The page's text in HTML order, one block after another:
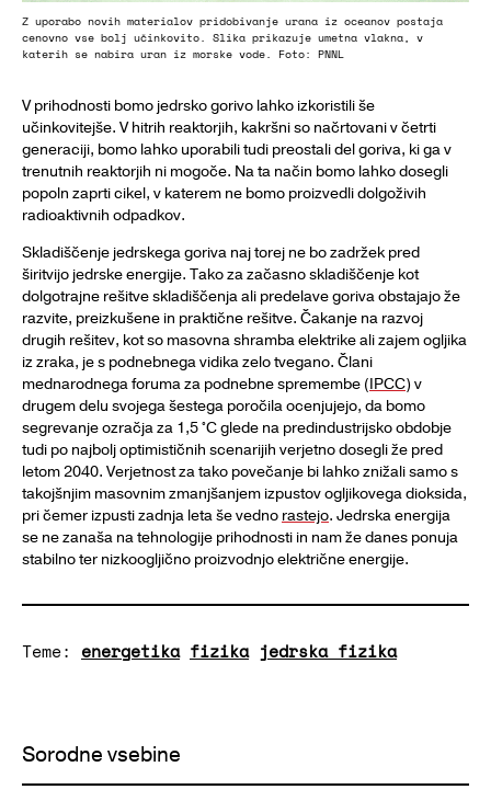
Z uporabo novih materialov pridobivanje urana iz oceanov postaja
cenovno vse bolj učinkovito. Slika prikazuje umetna vlakna, v
katerih se nabira uran iz morske vode. Foto: PNNL
V prihodnosti bomo jedrsko gorivo lahko izkoristili še
učinkovitejše. V hitrih reaktorjih, kakršni so načrtovani v četrti
generaciji, bomo lahko uporabili tudi preostali del goriva, ki ga v
trenutnih reaktorjih ni mogoče. Na ta način bomo lahko dosegli
popoln zaprti cikel, v katerem ne bomo proizvedli dolgoživih
radioaktivnih odpadkov.
Skladiščenje jedrskega goriva naj torej ne bo zadržek pred
širitvijo jedrske energije. Tako za začasno skladiščenje kot
dolgotrajne rešitve skladiščenja ali predelave goriva obstajajo že
razvite, preizkušene in praktične rešitve. Čakanje na razvoj
drugih rešitev, kot so masovna shramba elektrike ali zajem ogljika
iz zraka, je s podnebnega vidika zelo tvegano. Člani
mednarodnega foruma za podnebne spremembe (IPCC) v
drugem delu svojega šestega poročila ocenjujejo, da bomo
segrevanje ozračja za 1,5 °C glede na predindustrijsko obdobje
tudi po najbolj optimističnih scenarijih verjetno dosegli že pred
letom 2040. Verjetnost za tako povečanje bi lahko znižali samo s
takojšnjim masovnim zmanjšanjem izpustov ogljikovega dioksida,
pri čemer izpusti zadnja leta še vedno rastejo. Jedrska energija
se ne zanaša na tehnologije prihodnosti in nam že danes ponuja
stabilno ter nizkoogljično proizvodnjo električne energije.
Teme: energetika fizika jedrska fizika
Sorodne vsebine